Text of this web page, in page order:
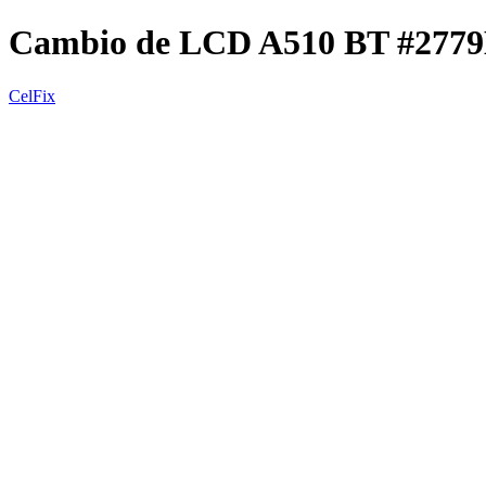
Cambio de LCD A510 BT
CelFix